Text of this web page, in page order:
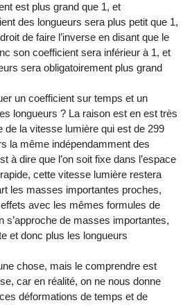
est plus grand que 1, et
des longueurs sera plus petit que 1,
de faire l’inverse en disant que le
son coefficient sera inférieur à 1, et
sera obligatoirement plus grand
un coefficient sur temps et un
longueurs ? La raison est en est très
de la vitesse lumière qui est de 299
la même indépendamment des
à dire que l’on soit fixe dans l’espace
cette vitesse lumière restera
les masses importantes proches,
avec les mêmes formules de
s’approche de masses importantes,
et donc plus les longueurs
chose, mais le comprendre est
car en réalité, on ne nous donne
déformations de temps et de